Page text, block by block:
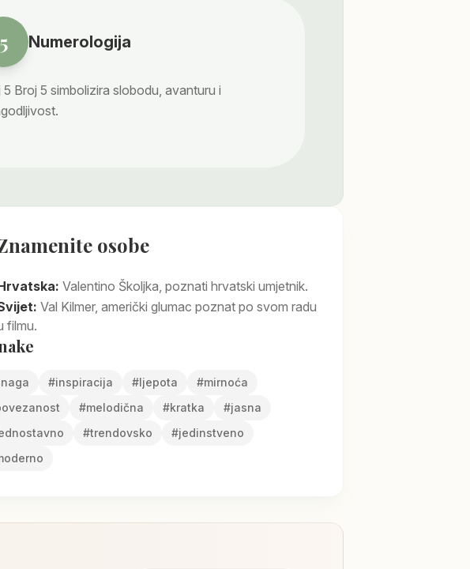
5 Numerologija
5 Broj 5 simbolizira slobodu, avanturu i
osobe
Valentino Školjka, poznati hrvatski umjetnik.
Val Kilmer, američki glumac poznat po svom radu
filmu.
#inspiracija #ljepota #mirnoća
#melodična #kratka #jasna
#trendovsko #jedinstveno